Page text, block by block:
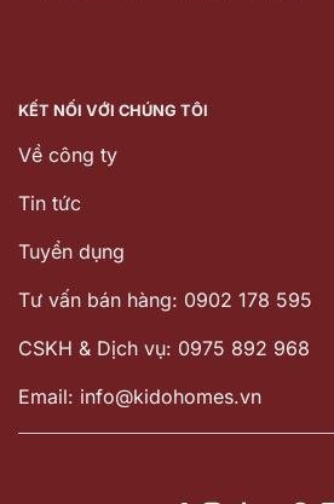
KẾT NỐI VỚI CHÚNG TÔI
Về công ty
Tin tức
Tuyển dụng
Tư vấn bán hàng: 0902 178 595
CSKH & Dịch vụ: 0975 892 968
Email: info@kidohomes.vn